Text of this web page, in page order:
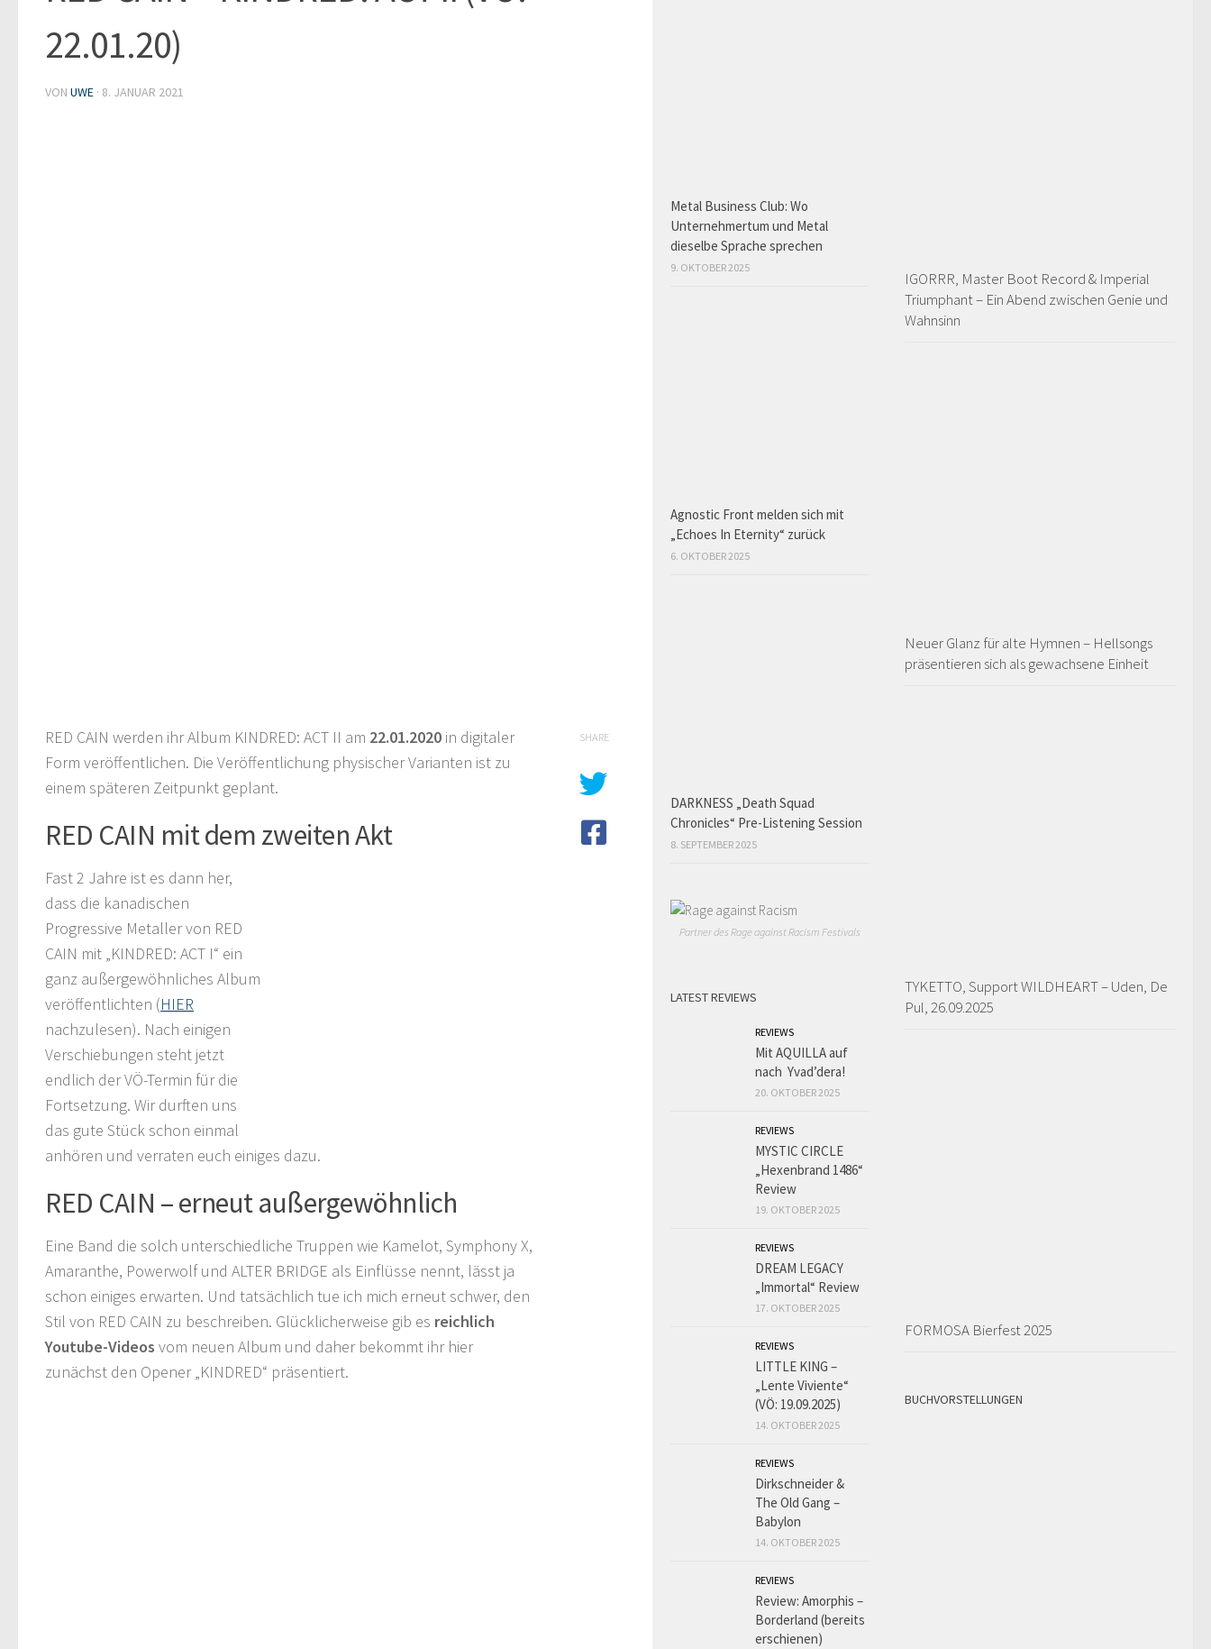
22.01.20)
VON UWE · 8. JANUAR 2021
RED CAIN werden ihr Album KINDRED: ACT II am 22.01.2020 in digitaler
Form veröffentlichen. Die Veröffentlichung physischer Varianten ist zu
einem späteren Zeitpunkt geplant.
RED CAIN mit dem zweiten Akt
Fast 2 Jahre ist es dann her,
dass die kanadischen
Progressive Metaller von RED
CAIN mit „KINDRED: ACT I“ ein
ganz außergewöhnliches Album
veröffentlichten (HIER
nachzulesen). Nach einigen
Verschiebungen steht jetzt
endlich der VÖ-Termin für die
Fortsetzung. Wir durften uns
das gute Stück schon einmal
anhören und verraten euch einiges dazu.
RED CAIN – erneut außergewöhnlich
Eine Band die solch unterschiedliche Truppen wie Kamelot, Symphony X,
Amaranthe, Powerwolf und ALTER BRIDGE als Einflüsse nennt, lässt ja
schon einiges erwarten. Und tatsächlich tue ich mich erneut schwer, den
Stil von RED CAIN zu beschreiben. Glücklicherweise gib es reichlich
Youtube-Videos vom neuen Album und daher bekommt ihr hier
zunächst den Opener „KINDRED“ präsentiert.
SHARE
IGORRR, Master Boot Record & Imperial
Triumphant – Ein Abend zwischen Genie und
Wahnsinn
Neuer Glanz für alte Hymnen – Hellsongs
präsentieren sich als gewachsene Einheit
TYKETTO, Support WILDHEART – Uden, De
Pul, 26.09.2025
FORMOSA Bierfest 2025
BUCHVORSTELLUNGEN
Metal Business Club: Wo
Unternehmertum und Metal
dieselbe Sprache sprechen
9. OKTOBER 2025
Agnostic Front melden sich mit
„Echoes In Eternity“ zurück
6. OKTOBER 2025
DARKNESS „Death Squad
Chronicles“ Pre-Listening Session
8. SEPTEMBER 2025
Partner des Rage against Racism Festivals
LATEST REVIEWS
REVIEWS
Mit AQUILLA auf
nach Yvad’dera!
20. OKTOBER 2025
REVIEWS
MYSTIC CIRCLE
„Hexenbrand 1486“
Review
19. OKTOBER 2025
REVIEWS
DREAM LEGACY
„Immortal“ Review
17. OKTOBER 2025
REVIEWS
LITTLE KING –
„Lente Viviente“
(VÖ: 19.09.2025)
14. OKTOBER 2025
REVIEWS
Dirkschneider &
The Old Gang –
Babylon
14. OKTOBER 2025
REVIEWS
Review: Amorphis –
Borderland (bereits
erschienen)